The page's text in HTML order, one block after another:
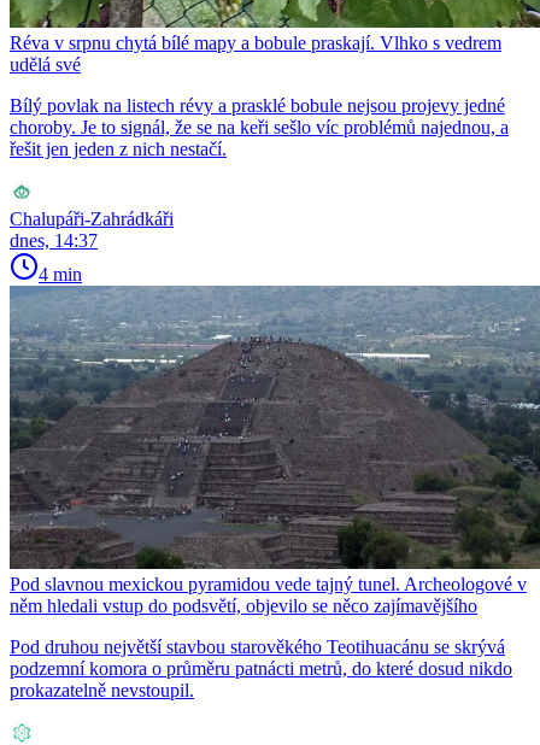
Réva v srpnu chytá bílé mapy a bobule praskají. Vlhko s vedrem
udělá své
Bílý povlak na listech révy a prasklé bobule nejsou projevy jedné
choroby. Je to signál, že se na keři sešlo víc problémů najednou, a
řešit jen jeden z nich nestačí.
Chalupáři-Zahrádkáři
dnes, 14:37
4 min
Pod slavnou mexickou pyramidou vede tajný tunel. Archeologové v
něm hledali vstup do podsvětí, objevilo se něco zajímavějšího
Pod druhou největší stavbou starověkého Teotihuacánu se skrývá
podzemní komora o průměru patnácti metrů, do které dosud nikdo
prokazatelně nevstoupil.